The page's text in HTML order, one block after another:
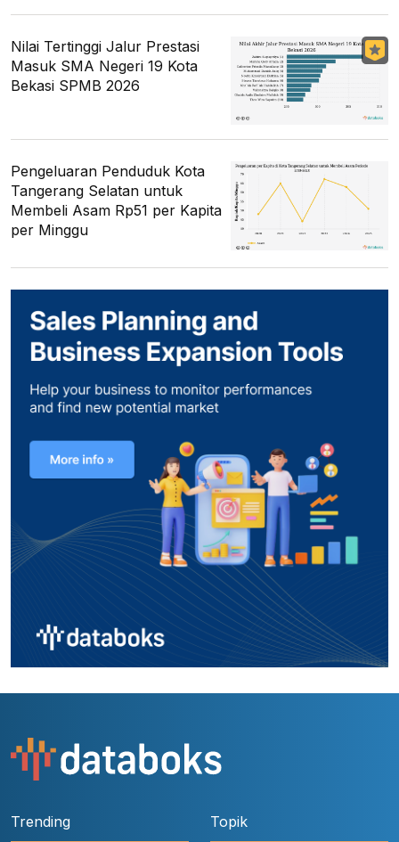
Nilai Tertinggi Jalur Prestasi
Masuk SMA Negeri 19 Kota
Bekasi SPMB 2026
Pengeluaran Penduduk Kota
Tangerang Selatan untuk
Membeli Asam Rp51 per Kapita
per Minggu
Trending Topik